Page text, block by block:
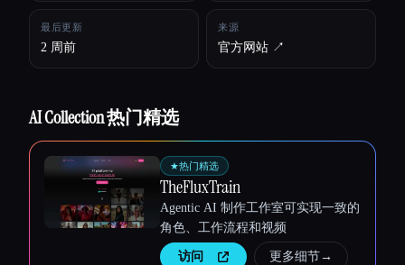
最后更新
2 周前
来源
官方网站 ↗︎
AI Collection 热门精选
★热门精选
TheFluxTrain
Agentic AI 制作工作室可实现一致的
角色、工作流程和视频
访问 更多细节→